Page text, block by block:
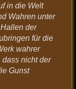
in die Welt
Wahren unter
der
für die
wahrer
nicht der
Gunst